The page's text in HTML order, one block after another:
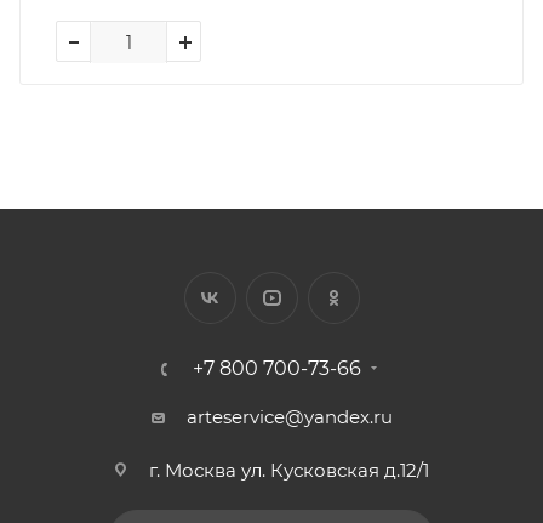
+7 800 700-73-66
arteservice@yandex.ru
г. Москва ул. Кусковская д.12/1